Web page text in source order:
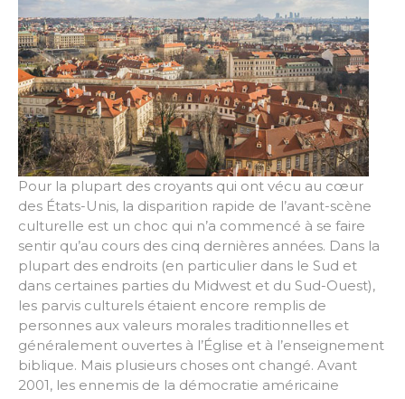
Pour la plupart des croyants qui ont vécu au cœur
des États-Unis, la disparition rapide de l’avant-scène
culturelle est un choc qui n’a commencé à se faire
sentir qu’au cours des cinq dernières années. Dans la
plupart des endroits (en particulier dans le Sud et
dans certaines parties du Midwest et du Sud-Ouest),
les parvis culturels étaient encore remplis de
personnes aux valeurs morales traditionnelles et
généralement ouvertes à l’Église et à l’enseignement
biblique. Mais plusieurs choses ont changé. Avant
2001, les ennemis de la démocratie américaine